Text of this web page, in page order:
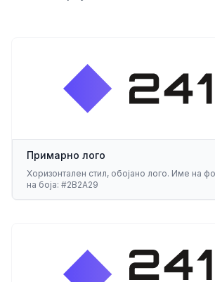
Примарно лого
Хоризонтален стил, обојано лого. Име на
на боја: #2B2A29